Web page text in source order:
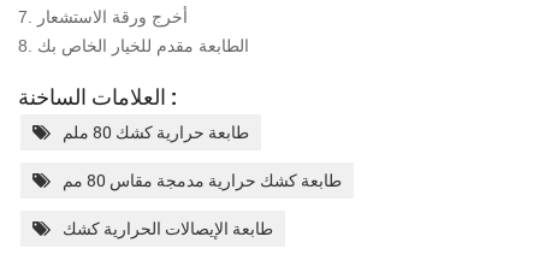
7. أخرج ورقة الاستشعار
8. الطابعة مقدم للخيار الخاص بك
العلامات الساخنة :
طابعة حرارية كشك 80 ملم
طابعة كشك حرارية مدمجة مقاس 80 مم
طابعة الإيصالات الحرارية كشك